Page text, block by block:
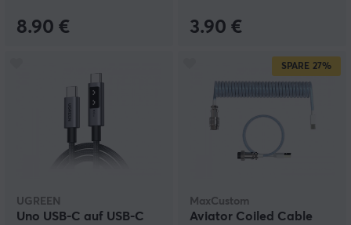
8.90 € 3.90 €
UGREEN
Uno USB-C auf USB-C
SPARE 27%
MaxCustom
Aviator Coiled Cable